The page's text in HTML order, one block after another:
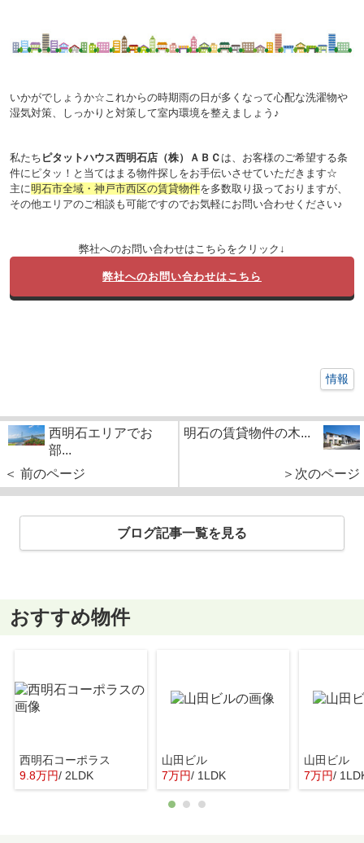
いかがでしょうか☆これからの時期雨の日が多くなって心配な洗濯物や
湿気対策、
しっかりと対策して室内環境を整えましょう♪
私たち ピタットハウス西明石店（株）ＡＢＣ は、お客様のご希望する条
件にピタッ！と当てはまる物件探しをお手伝いさせていただきます☆
主に明石市全域・神戸市西区の賃貸物件を多数取り扱っておりますが、
その他エリアのご相談も可能ですのでお気軽にお問い合わせください♪
弊社へのお問い合わせはこちらをクリック↓
弊社へのお問い合わせはこちら
情報
西明石エリアでお
部...
＜ 前のページ
明石の賃貸物件の木...
＞次のページ
ブログ記事一覧を見る
おすすめ物件
西明石コーポラス
9.8万円/ 2LDK
山田ビル
7万円/ 1LDK
山田ビル
7万円/